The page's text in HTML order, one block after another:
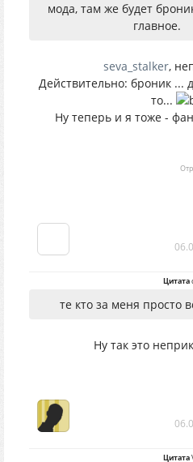
мода, там же будет
главное.
seva_stalker,
Действительно: броник ...
то...
Ну теперь и я тоже -
Цитата
те кто за меня просто
Ну так это
Цитата